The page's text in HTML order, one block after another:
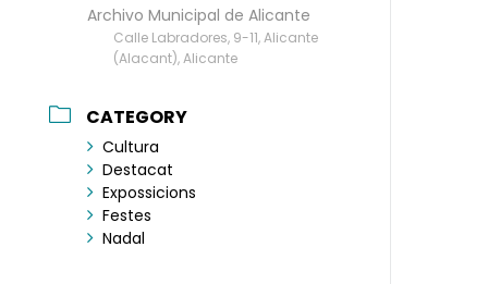
Archivo Municipal de Alicante
Calle Labradores, 9-11, Alicante
(Alacant), Alicante
CATEGORY
Cultura
Destacat
Expossicions
Festes
Nadal